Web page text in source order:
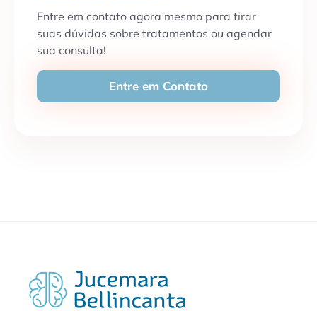
Entre em contato agora mesmo para tirar
suas dúvidas sobre tratamentos ou agendar
sua consulta!
Entre em Contato